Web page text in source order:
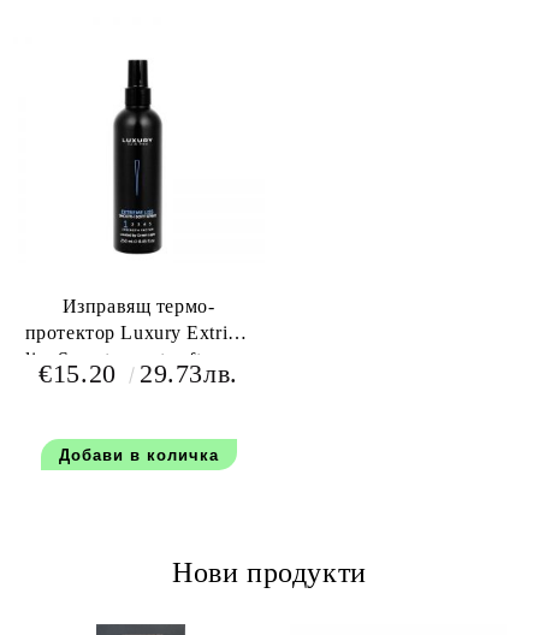
Изправящ термо-
протектор Luxury Extrime
liss Smoot smoot soft spray
250 мл
€15.20 29.73лв.
Нови продукти